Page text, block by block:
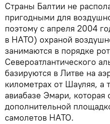
Страны Балтии не
пригодными для
поэтому с апреля 2004
в НАТО) охраной
занимаются в порядке
Североатлантического
базируются в Литве на
километрах от Шауляя, а
авиабазе Эмари, которая
дополнительной
самолетов НАТО.